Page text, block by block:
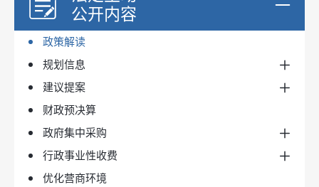
公开内容
机构职能
政策解读
规划信息
国民经济和发展规划
国土空间规划
专项规划和区域规划
建议提案
人大建议
政协提案
财政预决算
政府集中采购
新疆政府采购网
昌吉州公共资源交易网
行政事业性收费
行政事业性收费
优化营商环境